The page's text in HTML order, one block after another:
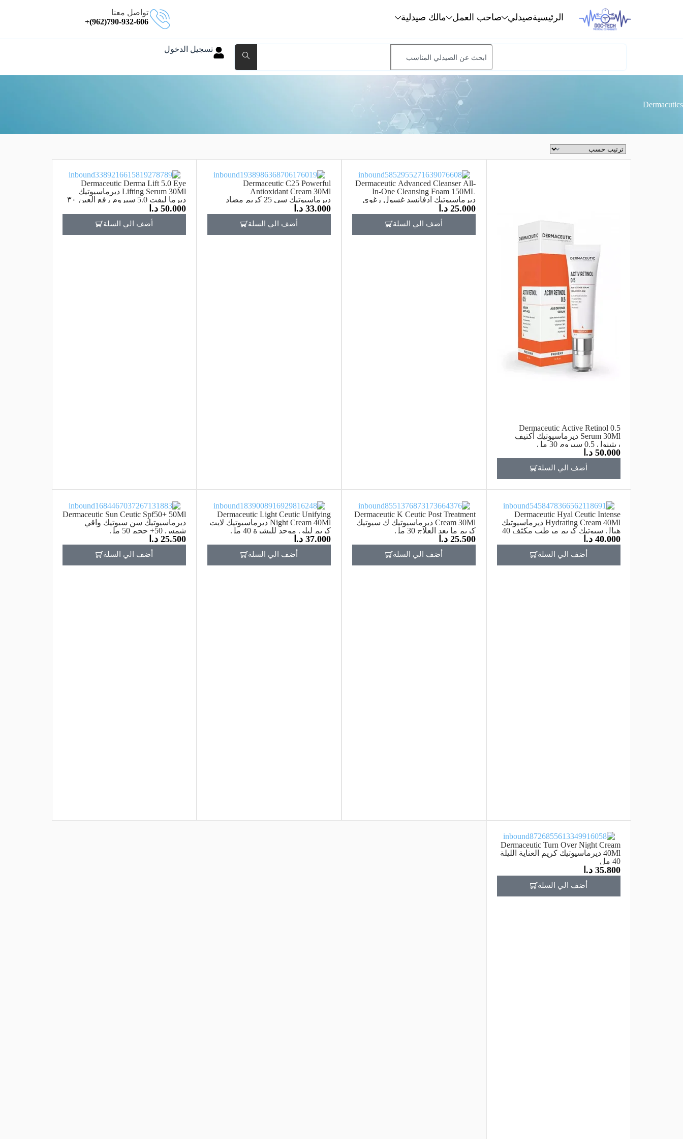
الرئيسيةصيدلي صاحب العمل مالك صيدلية
تواصل معنا
790-932-606(962)+
تسجيل الدخول
Dermacutics
Dermaceutic Active Retinol 0.5
Serum 30Ml ديرماسيوتيك أكتيف
ريتينول 0.5 سيروم 30 مل
50.000 د.ا
أضف الي السلة
Dermaceutic Advanced Cleanser All-
In-One Cleansing Foam 150ML
ديرماسيوتيك ادفانسد غسول رغوي
الكل في واحد 150مل
25.000 د.ا
أضف الي السلة
Dermaceutic C25 Powerful
Antioxidant Cream 30Ml
ديرماسيوتيك سي 25 كريم مضاد
للأكسدة 30 مل
33.000 د.ا
أضف الي السلة
Dermaceutic Derma Lift 5.0 Eye
Lifting Serum 30Ml ديرماسيوتيك
ديرما ليفت 5.0 سيروم رفع العين ٣٠
مل
50.000 د.ا
أضف الي السلة
Dermaceutic Hyal Ceutic Intense
Hydrating Cream 40Ml ديرماسيوتيك
هيال سيوتيك كريم مرطب مكثف 40
مل
40.000 د.ا
أضف الي السلة
Dermaceutic K Ceutic Post Treatment
Cream 30Ml ديرماسيوتيك ك سيوتيك
كريم ما بعد العلاج 30 مل
25.500 د.ا
أضف الي السلة
Dermaceutic Light Ceutic Unifying
Night Cream 40Ml ديرماسيوتيك لايت
كريم ليلي موحد للبشرة 40 مل
37.000 د.ا
أضف الي السلة
Dermaceutic Sun Ceutic Spf50+ 50Ml
ديرماسيوتيك سن سيوتيك واقي
شمس 50+ حجم 50 مل
25.500 د.ا
أضف الي السلة
Dermaceutic Turn Over Night Cream
40Ml ديرماسيوتيك كريم العناية الليلة
40 مل
35.800 د.ا
أضف الي السلة